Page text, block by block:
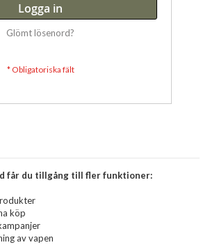
Logga in
Glömt lösenord?
får du tillgång till fler funktioner:
köp
av vapen